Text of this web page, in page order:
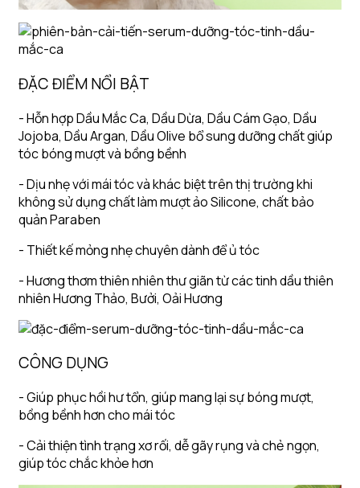
ĐẶC ĐIỂM NỔI BẬT
- Hỗn hợp Dầu Mắc Ca, Dầu Dừa, Dầu Cám Gạo, Dầu
Jojoba, Dầu Argan, Dầu Olive bổ sung dưỡng chất giúp
tóc bóng mượt và bồng bềnh
- Dịu nhẹ với mái tóc và khác biệt trên thị trường khi
không sử dụng chất làm mượt ảo Silicone, chất bảo
quản Paraben
- Thiết kế mỏng nhẹ chuyên dành để ủ tóc
- Hương thơm thiên nhiên thư giãn từ các tinh dầu thiên
nhiên Hương Thảo, Bưởi, Oải Hương
CÔNG DỤNG
- Giúp phục hồi hư tổn, giúp mang lại sự bóng mượt,
bồng bềnh hơn cho mái tóc
- Cải thiện tình trạng xơ rối, dễ gãy rụng và chẻ ngọn,
giúp tóc chắc khỏe hơn